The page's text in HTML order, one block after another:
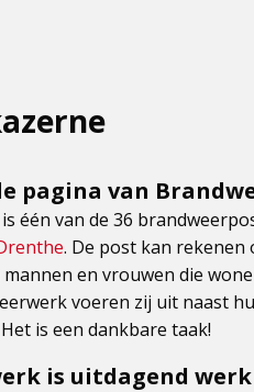
pagina van
is één van de 36
. De post kan
en vrouwen die
voeren zij uit naast
is een dankbare taak!
is uitdagend werk